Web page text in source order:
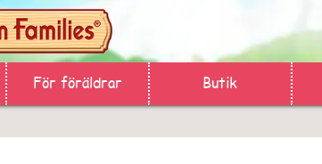
För föräldrar Butik